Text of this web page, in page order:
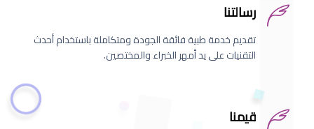
رسالتنا
تقديم خدمة طبية فائقة الجودة ومتكاملة باستخدام أحدث
التقنيات على يد أمهر الخبراء والمختصين.
قيمنا